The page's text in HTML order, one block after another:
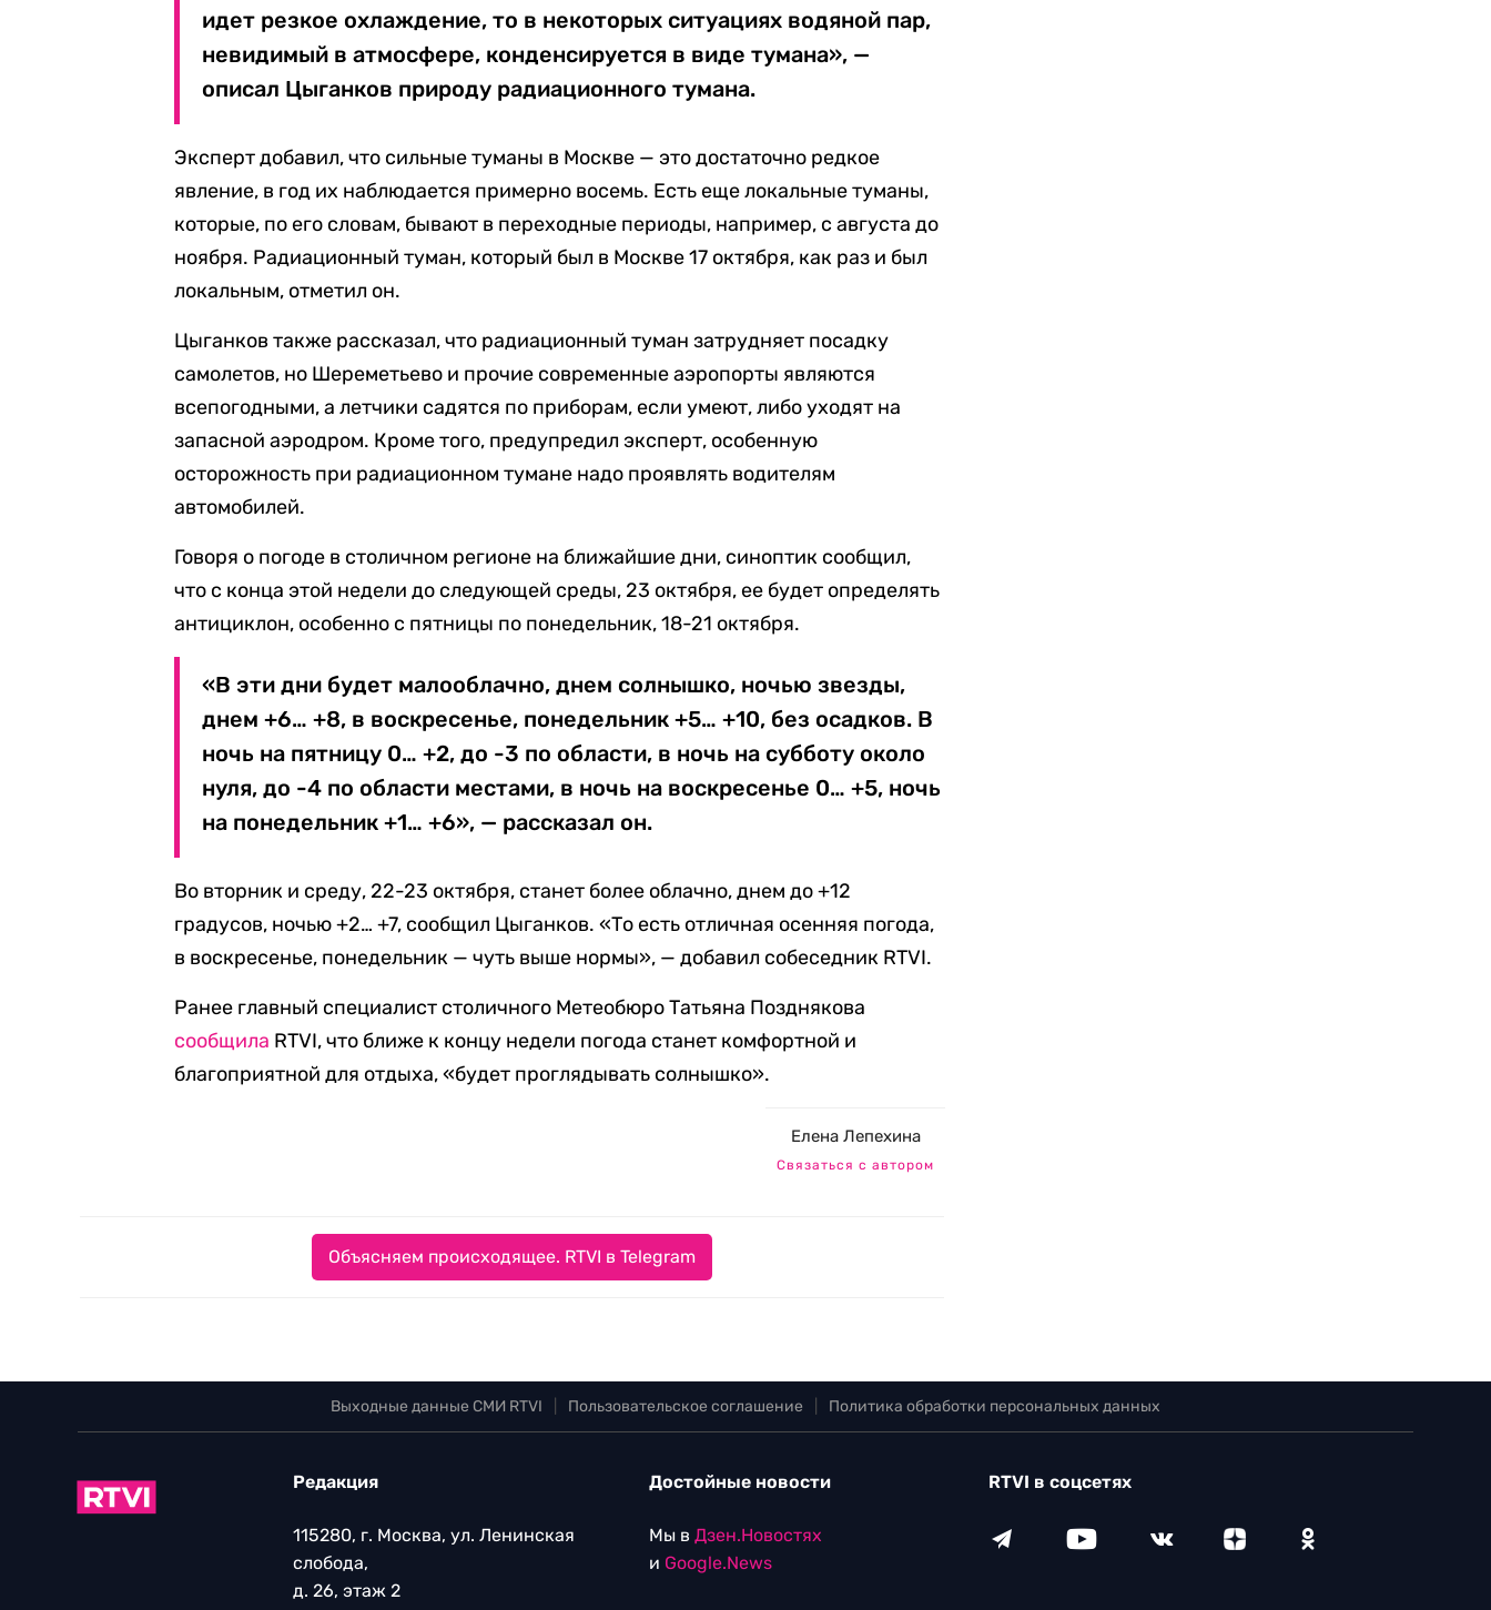
идет резкое охлаждение, то в некоторых ситуациях водяной пар,
невидимый в атмосфере, конденсируется в виде тумана», —
описал Цыганков природу радиационного тумана.
Эксперт добавил, что сильные туманы в Москве — это достаточно редкое
явление, в год их наблюдается примерно восемь. Есть еще локальные туманы,
которые, по его словам, бывают в переходные периоды, например, с августа до
ноября. Радиационный туман, который был в Москве 17 октября, как раз и был
локальным, отметил он.
Цыганков также рассказал, что радиационный туман затрудняет посадку
самолетов, но Шереметьево и прочие современные аэропорты являются
всепогодными, а летчики садятся по приборам, если умеют, либо уходят на
запасной аэродром. Кроме того, предупредил эксперт, особенную
осторожность при радиационном тумане надо проявлять водителям
автомобилей.
Говоря о погоде в столичном регионе на ближайшие дни, синоптик сообщил,
что с конца этой недели до следующей среды, 23 октября, ее будет определять
антициклон, особенно с пятницы по понедельник, 18-21 октября.
«В эти дни будет малооблачно, днем солнышко, ночью звезды,
днем +6… +8, в воскресенье, понедельник +5… +10, без осадков. В
ночь на пятницу 0… +2, до -3 по области, в ночь на субботу около
нуля, до -4 по области местами, в ночь на воскресенье 0… +5, ночь
на понедельник +1… +6», — рассказал он.
Во вторник и среду, 22-23 октября, станет более облачно, днем до +12
градусов, ночью +2… +7, сообщил Цыганков. «То есть отличная осенняя погода,
в воскресенье, понедельник — чуть выше нормы», — добавил собеседник RTVI.
Ранее главный специалист столичного Метеобюро Татьяна Позднякова
сообщила RTVI, что ближе к концу недели погода станет комфортной и
благоприятной для отдыха, «будет проглядывать солнышко».
Елена Лепехина
Связаться с автором
Объясняем происходящее. RTVI в Telegram
Выходные данные СМИ RTVI Пользовательское соглашение Политика обработки персональных данных
Редакция
115280, г. Москва, ул. Ленинская
слобода,
д. 26, этаж 2
Достойные новости
Мы в Дзен.Новостях
и Google.News
RTVI в соцсетях